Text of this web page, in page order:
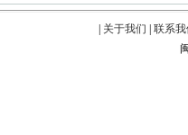
关于我们
联系